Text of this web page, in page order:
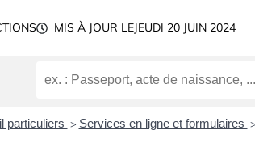
MIS À JOUR LEJEUDI 20 JUIN 2024
particuliers > Services en ligne et formulaires >